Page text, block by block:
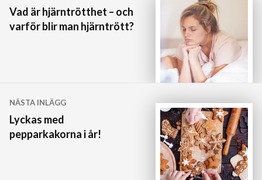
Vad är hjärntrötthet – och
varför blir man hjärntrött?
NÄSTA INLÄGG
Lyckas med
pepparkakorna i år!